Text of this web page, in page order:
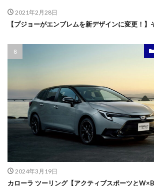
2021年2月28日
【プジョーがエンブレムを新デザインに変更！】
2024年3月19日
カローラ ツーリング【アクティブスポーツと